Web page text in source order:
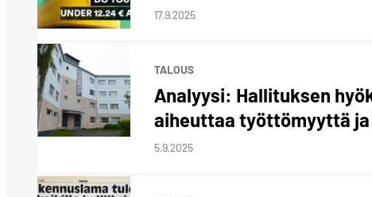
17.9.2025
TALOUS
Analyysi: Hallituksen
aiheuttaa työttömyyttä
5.9.2025